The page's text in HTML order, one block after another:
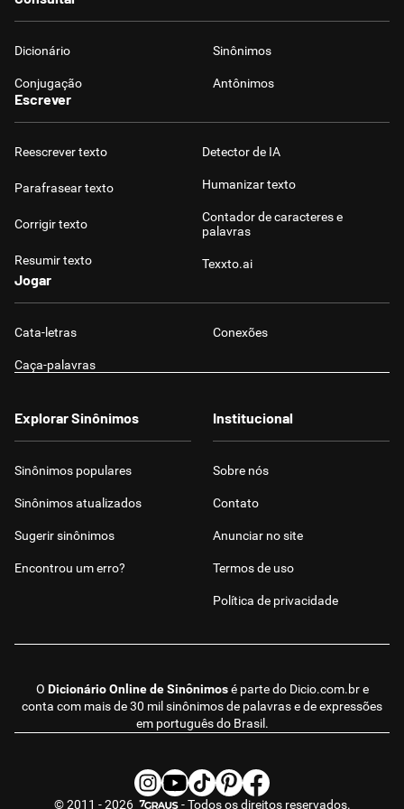
Dicionário Sinônimos
Conjugação Antônimos
Escrever
Reescrever texto
Parafrasear texto
Corrigir texto
Resumir texto
Detector de IA
Humanizar texto
Contador de caracteres e
palavras
Texxto.ai
Jogar
Cata-letras Conexões
Caça-palavras
O Dicionário Online de Sinônimosé parte do Dicio.com.bre
conta com mais de 30 mil sinônimos de palavras e de expressões
em português do Brasil.
Explorar Sinônimos
Sinônimos populares
Sinônimos atualizados
Sugerir sinônimos
Encontrou um erro?
Institucional
Sobre nós
Contato
Anunciar no site
Termos de uso
Política de privacidade
© 2011 - 2026 - Todos os direitos reservados.